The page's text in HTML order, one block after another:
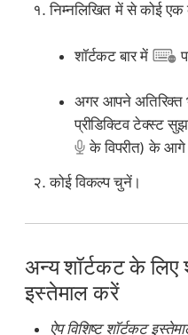
निम्नलिखित में से कोई
शॉर्टकट बार में
अगर आपने अतिरिक्त
प्रीडिक्टिव टेक्स्ट
के विपरीत) के आगे
कोई विकल्प चुनें।
अन्य शॉर्टकट के लिए
इस्तेमाल करें
ऐप विशिष्ट शॉर्टकट